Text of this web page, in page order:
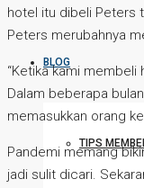
BLOG
TIPS
hotel itu dibeli Peters
Peters merubahnya
“Ketika kami membeli
Dalam beberapa
memasukkan orang
Pandemi memang
jadi sulit dicari.